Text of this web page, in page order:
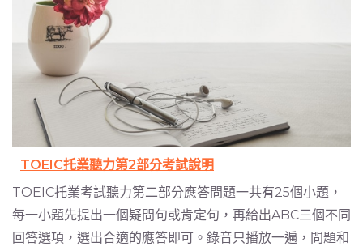
TOEIC托業聽力第2部分考試說明
TOEIC托業考試聽力第二部分應答問題一共有25個小題，
每一小題先提出一個疑問句或肯定句，再給出ABC三個不同
回答選項，選出合適的應答即可。錄音只播放一遍，問題和